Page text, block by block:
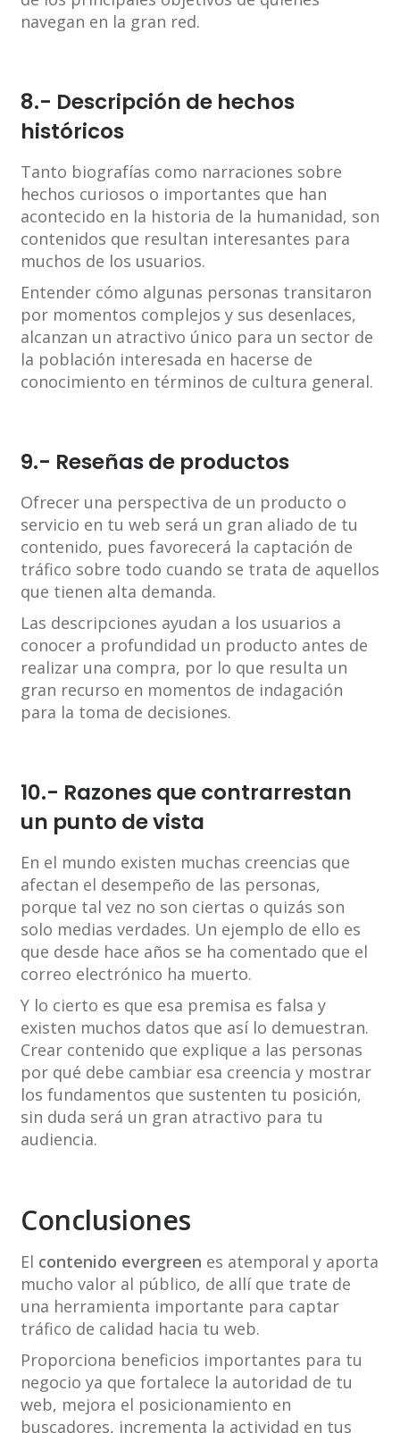
navegan en la gran red.
8.- Descripción de hechos
históricos
Tanto biografías como narraciones sobre
hechos curiosos o importantes que han
acontecido en la historia de la humanidad, son
contenidos que resultan interesantes para
muchos de los usuarios.
Entender cómo algunas personas transitaron
por momentos complejos y sus desenlaces,
alcanzan un atractivo único para un sector de
la población interesada en hacerse de
conocimiento en términos de cultura general.
9.- Reseñas de productos
Ofrecer una perspectiva de un producto o
servicio en tu web será un gran aliado de tu
contenido, pues favorecerá la captación de
tráfico sobre todo cuando se trata de aquellos
que tienen alta demanda.
Las descripciones ayudan a los usuarios a
conocer a profundidad un producto antes de
realizar una compra, por lo que resulta un
gran recurso en momentos de indagación
para la toma de decisiones.
10.- Razones que contrarrestan
un punto de vista
En el mundo existen muchas creencias que
afectan el desempeño de las personas,
porque tal vez no son ciertas o quizás son
solo medias verdades. Un ejemplo de ello es
que desde hace años se ha comentado que el
correo electrónico ha muerto.
Y lo cierto es que esa premisa es falsa y
existen muchos datos que así lo demuestran.
Crear contenido que explique a las personas
por qué debe cambiar esa creencia y mostrar
los fundamentos que sustenten tu posición,
sin duda será un gran atractivo para tu
audiencia.
Conclusiones
El contenido evergreen es atemporal y aporta
mucho valor al público, de allí que trate de
una herramienta importante para captar
tráfico de calidad hacia tu web.
Proporciona beneficios importantes para tu
negocio ya que fortalece la autoridad de tu
web, mejora el posicionamiento en
buscadores, incrementa la actividad en tus